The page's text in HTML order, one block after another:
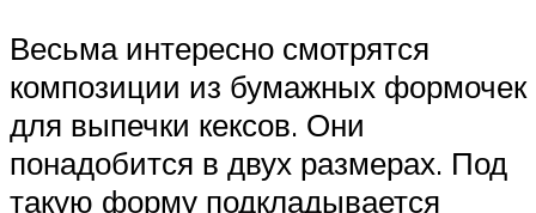
Весьма интересно смотрятся
композиции из бумажных формочек
для выпечки кексов. Они
понадобится в двух размерах. Под
такую форму подкладывается